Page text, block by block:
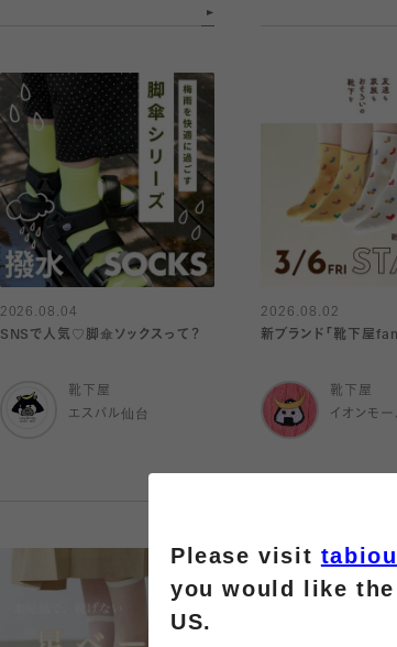
2026.08.04
SNSで人気♡脚傘ソックスって？
靴下屋
エスパル仙台
2026.08.02
新ブランド「靴下屋
靴下屋
イオンモ
Please visit
you would like
US.